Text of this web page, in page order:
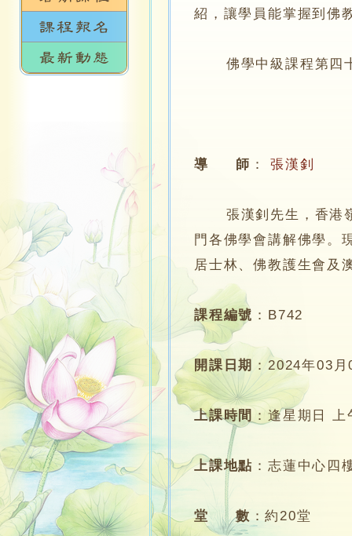
紹，讓學員能掌握到佛
佛學中級課程第四十
導 師 ： 張漢釗
張漢釗先生，香港嶺
門各佛學會講解佛學。
居士林、佛教護生會及
課程編號 ： B742
開課日期 ：2024年03月
上課時間 ：逢星期日
上課地點 ：志蓮中心四
堂 數 ：約20堂